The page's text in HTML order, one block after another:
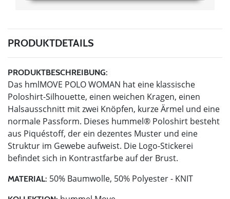
PRODUKTDETAILS
PRODUKTBESCHREIBUNG:
Das hmlMOVE POLO WOMAN hat eine klassische
Poloshirt-Silhouette, einen weichen Kragen, einen
Halsausschnitt mit zwei Knöpfen, kurze Ärmel und eine
normale Passform. Dieses hummel® Poloshirt besteht
aus Piquéstoff, der ein dezentes Muster und eine
Struktur im Gewebe aufweist. Die Logo-Stickerei
befindet sich in Kontrastfarbe auf der Brust.
MATERIAL: 50% Baumwolle, 50% Polyester - KNIT